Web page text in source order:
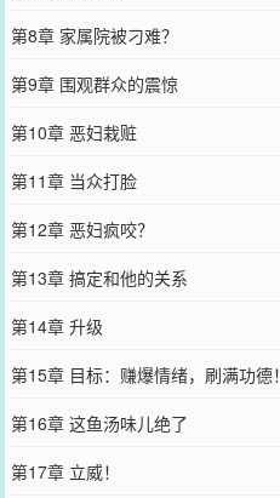
第8章 家属院被刁难？
第9章 围观群众的震惊
第10章 恶妇栽赃
第11章 当众打脸
第12章 恶妇疯咬？
第13章 搞定和他的关系
第14章 升级
第15章 目标：赚爆情绪，刷满功德！
第16章 这鱼汤味儿绝了
第17章 立威！